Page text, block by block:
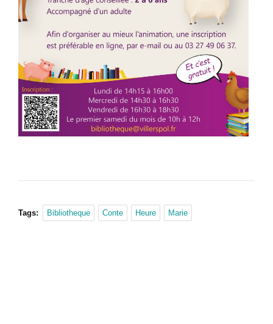
Tags: Bibliotheque Conte Heure Marie